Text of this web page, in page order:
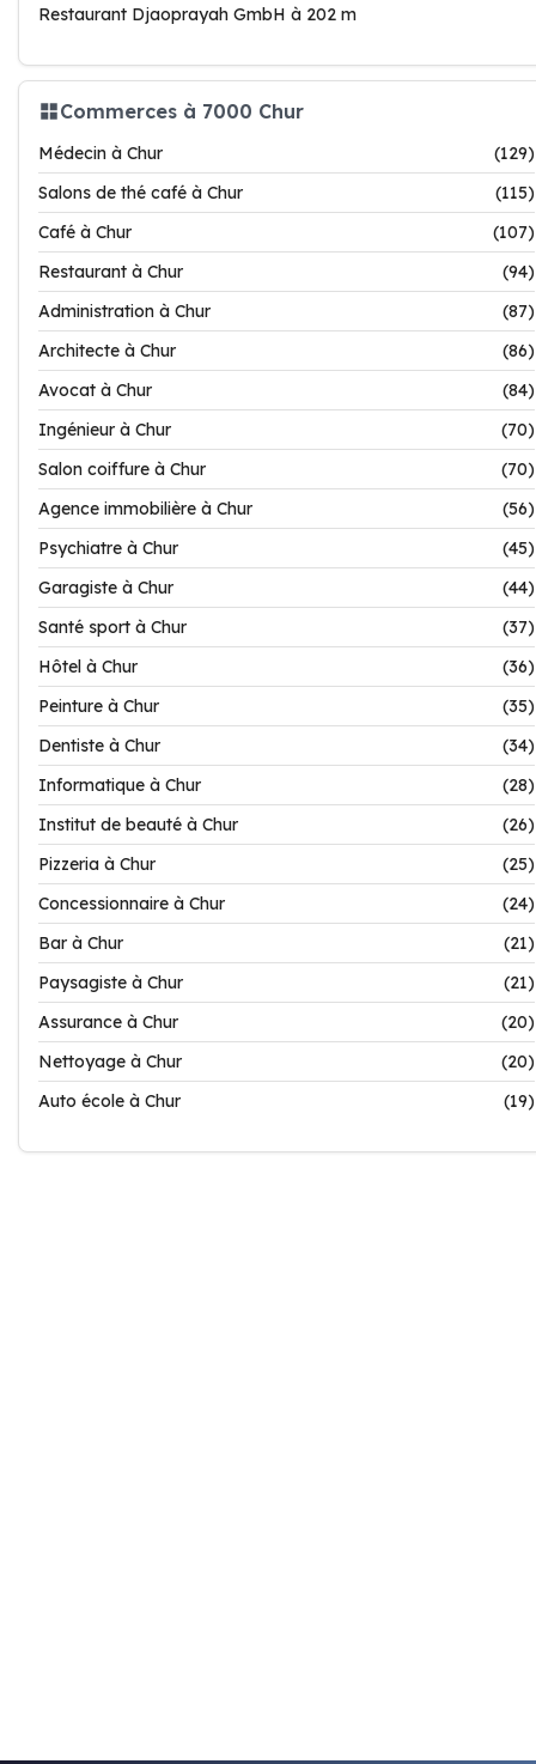
Restaurant Djaoprayah GmbH à 202 m
Commerces à 7000 Chur
Médecin à Chur
(129)
Salons de thé café à Chur
(115)
Café à Chur
(107)
Restaurant à Chur
(94)
Administration à Chur
(87)
Architecte à Chur
(86)
Avocat à Chur
(84)
Ingénieur à Chur
(70)
Salon coiffure à Chur
(70)
Agence immobilière à Chur
(56)
Psychiatre à Chur
(45)
Garagiste à Chur
(44)
Santé sport à Chur
(37)
Hôtel à Chur
(36)
Peinture à Chur
(35)
Dentiste à Chur
(34)
Informatique à Chur
(28)
Institut de beauté à Chur
(26)
Pizzeria à Chur
(25)
Concessionnaire à Chur
(24)
Bar à Chur
(21)
Paysagiste à Chur
(21)
Assurance à Chur
(20)
Nettoyage à Chur
(20)
Auto école à Chur
(19)